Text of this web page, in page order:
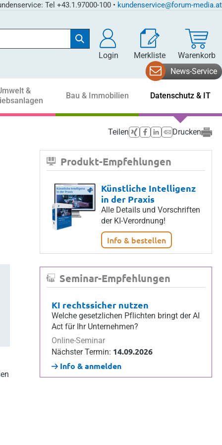
Tel +43.1.97000-100 • kundenservice@forum-media.at
Login Merkliste
Warenkorb
News-Service
&
Bau & Immobilien Datenschutz & IT
Teilen Drucken
Produkt-Empfehlungen
Künstliche Intelligenz
in der Praxis
Alle Details und Vorschriften
der KI-Verordnung!
Info & bestellen
Seminar-Empfehlungen
KI rechtssicher nutzen
Welche gesetzlichen Pflichten bringt der AI
Act für Ihr Unternehmen?
Online-Seminar
Nächster Termin: 14.09.2026
Info & anmelden